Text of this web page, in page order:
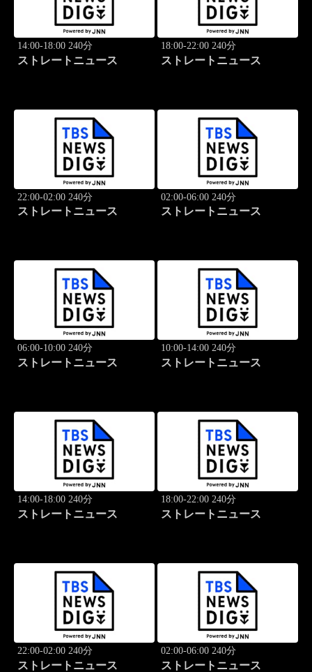
14:00-18:00 240分
ストレートニュース
18:00-22:00 240分
ストレートニュース
22:00-02:00 240分
ストレートニュース
02:00-06:00 240分
ストレートニュース
06:00-10:00 240分
ストレートニュース
10:00-14:00 240分
ストレートニュース
14:00-18:00 240分
ストレートニュース
18:00-22:00 240分
ストレートニュース
22:00-02:00 240分
ストレートニュース
02:00-06:00 240分
ストレートニュース